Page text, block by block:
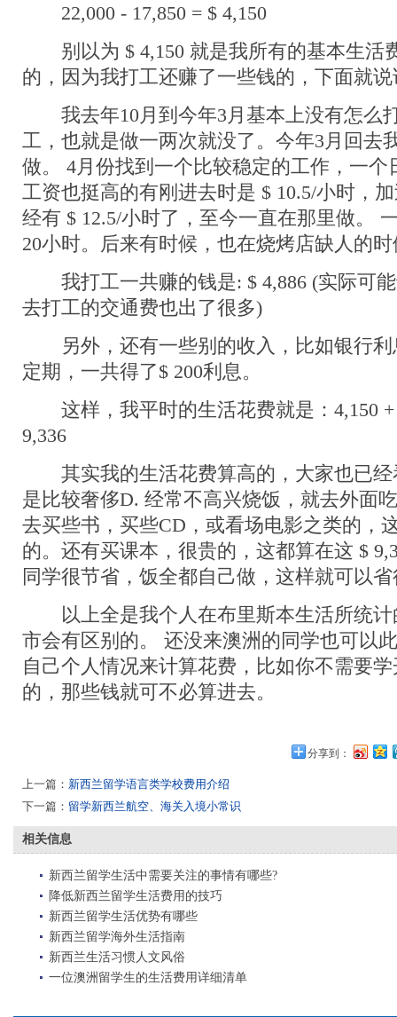
22,000 - 17,850 = $ 4,150
别以为 $ 4,150 就是我所有的基本生活
的，因为我打工还赚了一些钱的，下面就
我去年10月到今年3月基本上没有怎么
工，也就是做一两次就没了。今年3月回去
做。 4月份找到一个比较稳定的工作，一个
工资也挺高的有刚进去时是 $ 10.5/小时，
经有 $ 12.5/小时了，至今一直在那里做。
20小时。后来有时候，也在烧烤店缺人的
我打工一共赚的钱是: $ 4,886 (实际可能
去打工的交通费也出了很多)
另外，还有一些别的收入，比如银行利
定期，一共得了$ 200利息。
这样，我平时的生活花费就是：4,150 +
9,336
其实我的生活花费算高的，大家也已经
是比较奢侈D. 经常不高兴烧饭，就去外面
去买些书，买些CD，或看场电影之类的，
的。还有买课本，很贵的，这都算在这 $
同学很节省，饭全都自己做，这样就可以
以上全是我个人在布里斯本生活所统计
市会有区别的。 还没来澳洲的同学也可以
自己个人情况来计算花费，比如你不需要
的，那些钱就可不必算进去。
分享到：
上一篇： 新西兰留学语言类学校费用介绍
下一篇： 留学新西兰航空、海关入境小常识
相关信息
新西兰留学生活中需要关注的事情有哪些?
降低新西兰留学生活费用的技巧
新西兰留学生活优势有哪些
新西兰留学海外生活指南
新西兰生活习惯人文风俗
一位澳洲留学生的生活费用详细清单